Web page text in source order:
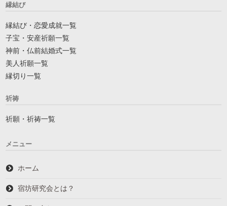
縁結び
縁結び・恋愛成就一覧
子宝・安産祈願一覧
神前・仏前結婚式一覧
美人祈願一覧
縁切り一覧
祈祷
祈願・祈祷一覧
メニュー
ホーム
宿坊研究会とは？